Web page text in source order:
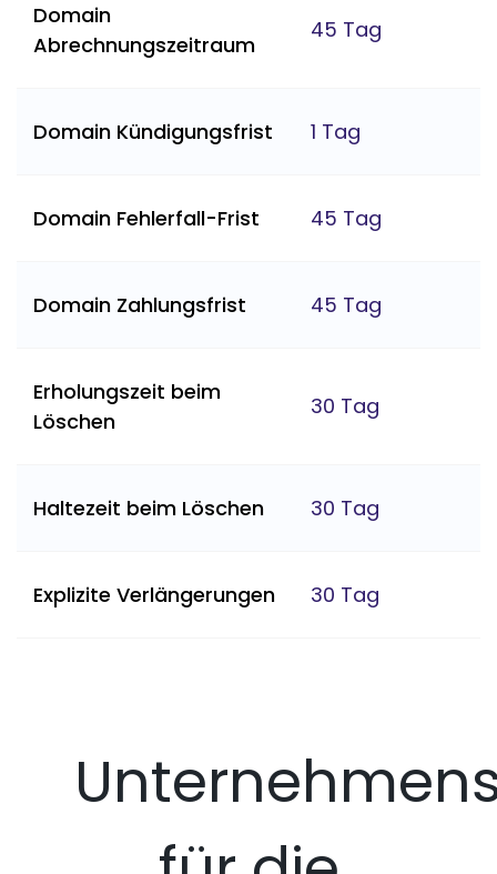
Domain
Abrechnungszeitraum
45 Tag
Domain Kündigungsfrist 1 Tag
Domain Fehlerfall-Frist 45 Tag
Domain Zahlungsfrist 45 Tag
Erholungszeit beim
Löschen
30 Tag
Haltezeit beim Löschen 30 Tag
Explizite Verlängerungen 30 Tag